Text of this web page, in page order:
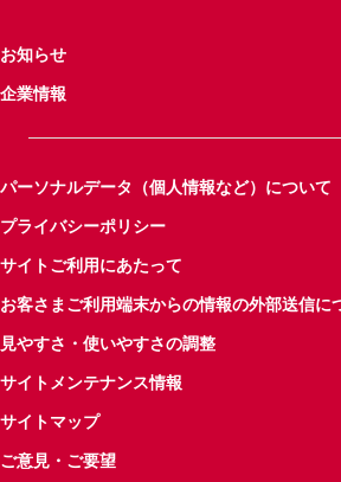
お知らせ
企業情報
パーソナルデータ（個人情報など）について
プライバシーポリシー
サイトご利用にあたって
お客さまご利用端末からの情報の外部送信に
見やすさ・使いやすさの調整
サイトメンテナンス情報
サイトマップ
ご意見・ご要望